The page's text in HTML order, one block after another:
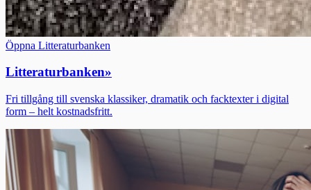
Öppna Litteraturbanken
Litteraturbanken»
Fri tillgång till svenska klassiker, dramatik och facktexter i digital
form – helt kostnadsfritt.